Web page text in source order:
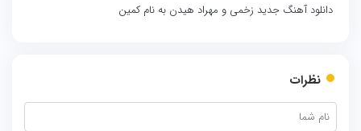
دانلود آهنگ جدید زخمی و مهراد هیدن به نام کمین
نظرات